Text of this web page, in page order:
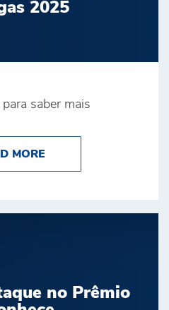
2025
saber mais
MOREABOUT BRINK’S
no Prêmio